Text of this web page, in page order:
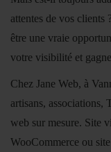
attentes de vos clients
être une vraie
votre visibilité et
Chez Jane Web, à
artisans, associations,
web sur mesure. Site
WooCommerce ou